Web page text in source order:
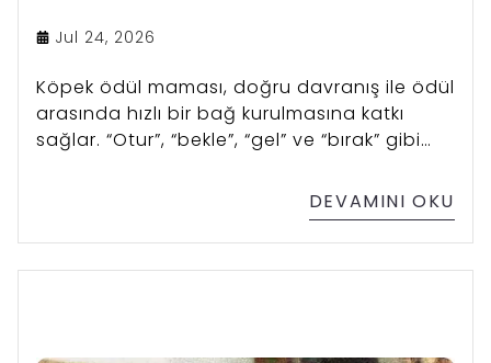
Jul 24, 2026
Köpek ödül maması, doğru davranış ile ödül
arasında hızlı bir bağ kurulmasına katkı
sağlar. “Otur”, “bekle”, “gel” ve “bırak” gibi
DEVAMINI OKU